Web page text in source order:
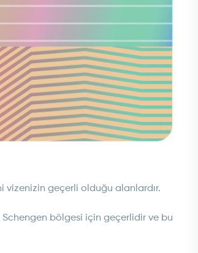
vizenizin geçerli olduğu alanlardır.
Schengen bölgesi için geçerlidir ve bu